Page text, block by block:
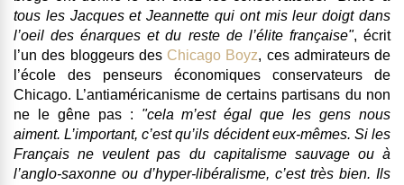
tous les Jacques et Jeannette qui ont mis leur doigt dans
l’oeil des énarques et du reste de l’élite française", écrit
l’un des bloggeurs des Chicago Boyz, ces admirateurs de
l’école des penseurs économiques conservateurs de
Chicago. L’antiaméricanisme de certains partisans du non
ne le gêne pas : "cela m’est égal que les gens nous
aiment. L’important, c’est qu’ils décident eux-mêmes. Si les
Français ne veulent pas du capitalisme sauvage ou à
l’anglo-saxonne ou d’hyper-libéralisme, c’est très bien. Ils